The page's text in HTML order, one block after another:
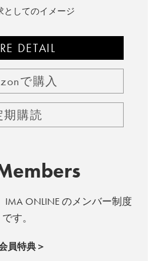
としてのイメージ
DETAIL
で購入
期購読
IMA ONLINE のメンバー制度
です。
員特典＞